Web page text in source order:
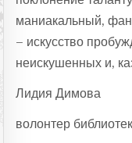
маниакальный,
– искусство
неискушенных и,
Лидия Димова
волонтер